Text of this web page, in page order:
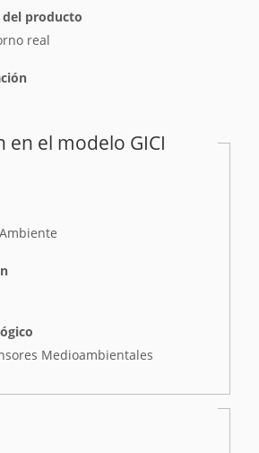
del producto
real
en el modelo GICI
Medioambientales